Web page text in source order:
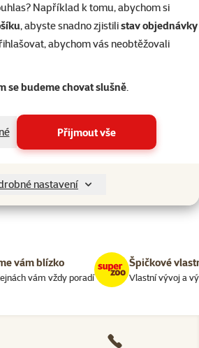
Například k tomu, abychom si
, abyste snadno zjistilistav objednávky
abychom vás neobtěžovali
se budeme chovat slušně.
Přijmout vše
nastavení
Drobní savci
Kočky > Potřeby pro péči o
Nenalezeny žádné produkty
vám blízko
vám vždy poradí
Špičkové
Vlastní vývoj a